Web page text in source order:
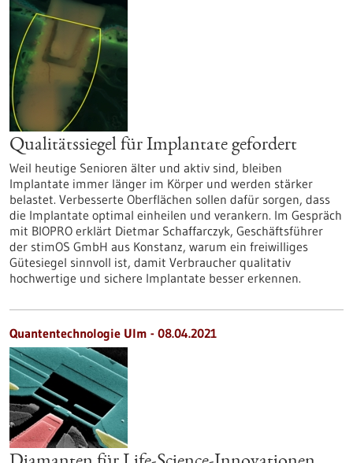
Qualitätssiegel für Implantate gefordert
Weil heutige Senioren älter und aktiv sind, bleiben
Implantate immer länger im Körper und werden stärker
belastet. Verbesserte Oberflächen sollen dafür sorgen, dass
die Implantate optimal einheilen und verankern. Im Gespräch
mit BIOPRO erklärt Dietmar Schaffarczyk, Geschäftsführer
der stimOS GmbH aus Konstanz, warum ein freiwilliges
Gütesiegel sinnvoll ist, damit Verbraucher qualitativ
hochwertige und sichere Implantate besser erkennen.
Quantentechnologie Ulm - 08.04.2021